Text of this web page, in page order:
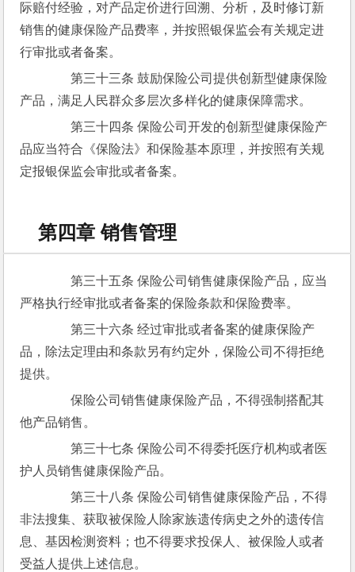
际赔付经验，对产品定价进行回溯、分析，及时修订新
销售的健康保险产品费率，并按照银保监会有关规定进
行审批或者备案。
第三十三条 鼓励保险公司提供创新型健康保险
产品，满足人民群众多层次多样化的健康保障需求。
第三十四条 保险公司开发的创新型健康保险产
品应当符合《保险法》和保险基本原理，并按照有关规
定报银保监会审批或者备案。
第四章 销售管理
第三十五条 保险公司销售健康保险产品，应当
严格执行经审批或者备案的保险条款和保险费率。
第三十六条 经过审批或者备案的健康保险产
品，除法定理由和条款另有约定外，保险公司不得拒绝
提供。
保险公司销售健康保险产品，不得强制搭配其
他产品销售。
第三十七条 保险公司不得委托医疗机构或者医
护人员销售健康保险产品。
第三十八条 保险公司销售健康保险产品，不得
非法搜集、获取被保险人除家族遗传病史之外的遗传信
息、基因检测资料；也不得要求投保人、被保险人或者
受益人提供上述信息。